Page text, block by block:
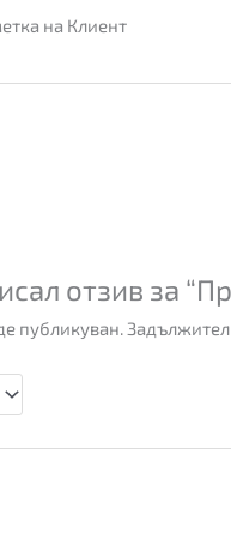
на Клиент
отзив за
публикуван.